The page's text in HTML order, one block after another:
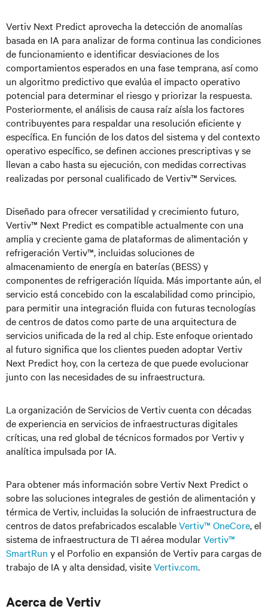
Vertiv Next Predict aprovecha la detección de anomalías
basada en IA para analizar de forma continua las condiciones
de funcionamiento e identificar desviaciones de los
comportamientos esperados en una fase temprana, así como
un algoritmo predictivo que evalúa el impacto operativo
potencial para determinar el riesgo y priorizar la respuesta.
Posteriormente, el análisis de causa raíz aísla los factores
contribuyentes para respaldar una resolución eficiente y
específica. En función de los datos del sistema y del contexto
operativo específico, se definen acciones prescriptivas y se
llevan a cabo hasta su ejecución, con medidas correctivas
realizadas por personal cualificado de Vertiv™ Services.
Diseñado para ofrecer versatilidad y crecimiento futuro,
Vertiv™ Next Predict es compatible actualmente con una
amplia y creciente gama de plataformas de alimentación y
refrigeración Vertiv™, incluidas soluciones de
almacenamiento de energía en baterías (BESS) y
componentes de refrigeración líquida. Más importante aún, el
servicio está concebido con la escalabilidad como principio,
para permitir una integración fluida con futuras tecnologías
de centros de datos como parte de una arquitectura de
servicios unificada de la red al chip. Este enfoque orientado
al futuro significa que los clientes pueden adoptar Vertiv
Next Predict hoy, con la certeza de que puede evolucionar
junto con las necesidades de su infraestructura.
La organización de Servicios de Vertiv cuenta con décadas
de experiencia en servicios de infraestructuras digitales
críticas, una red global de técnicos formados por Vertiv y
analítica impulsada por IA.
Para obtener más información sobre Vertiv Next Predict o
sobre las soluciones integrales de gestión de alimentación y
térmica de Vertiv, incluidas la solución de infraestructura de
centros de datos prefabricados escalableVertiv™ OneCore, el
sistema de infraestructura de TI aérea modularVertiv™
SmartRun y el Porfolio en expansión de Vertiv para cargas de
trabajo de IA y alta densidad, visiteVertiv.com.
Acerca de Vertiv